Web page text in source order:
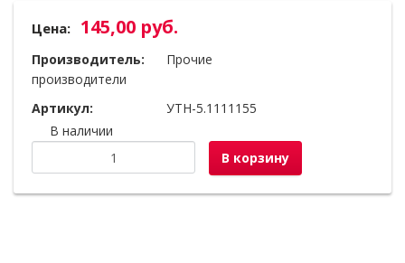
Цена: 145,00 руб.
Производитель:
Прочие
производители
Артикул:
УТН-5.1111155
В наличии
В корзину